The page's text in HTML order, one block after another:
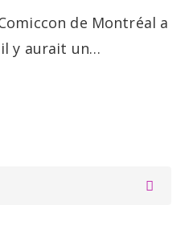
de Montréal a
y aurait un…